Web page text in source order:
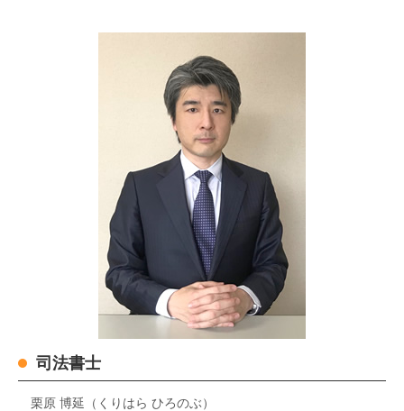
司法書士
栗原 博延（くりはら ひろのぶ）